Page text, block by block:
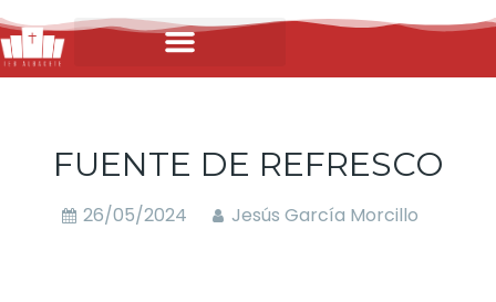
FUENTE DE REFRESCO
26/05/2024 Jesús García Morcillo